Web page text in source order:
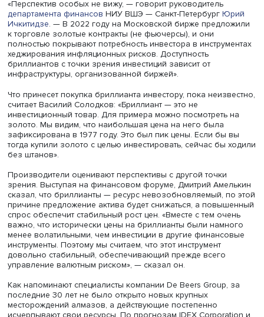
Крупнейшими алмазодобывающими компаниями
Beers, «АЛРОСА», Rio Tinto, Dominion Diamond и Petra
Diamonds. На них приходится 70% всей мировой
алмазов. Бриллиантовая столица мира — Антверпен,
действуют 4 бриллиантовые биржи. Всего в мире 23
специализированные площадки. Ежегодно проводятся
крупнейшие выставки, где совершаются сделки по
продаже бриллиантов.
«Перспектив особых не вижу, — говорит руководитель